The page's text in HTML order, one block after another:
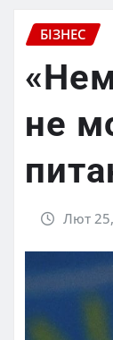
БІЗНЕС
не
Лют